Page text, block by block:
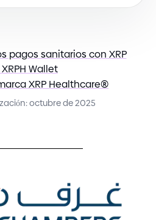
pagos sanitarios con XRP
Wallet
XRP Healthcare®
octubre de 2025